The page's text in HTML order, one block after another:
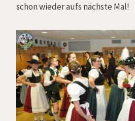
schon wieder aufs nächste Mal!